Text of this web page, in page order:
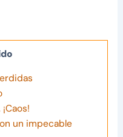
un impecable